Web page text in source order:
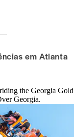
em Atlanta
the Georgia
Georgia.